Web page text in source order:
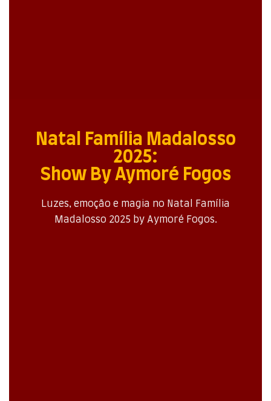
Natal Família Madalosso
2025:
Show By Aymoré Fogos
Luzes, emoção e magia no Natal Família
Madalosso 2025 by Aymoré Fogos.